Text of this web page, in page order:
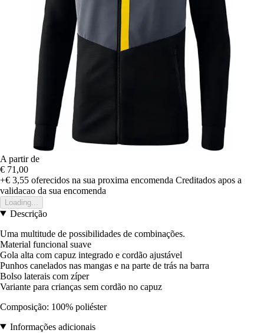
A partir de
€ 71,00
+€ 3,55 oferecidos na sua proxima encomenda Creditados apos a
validacao da sua encomenda
Loading...
Descrição
Uma multitude de possibilidades de combinações.
Material funcional suave
Gola alta com capuz integrado e cordão ajustável
Punhos canelados nas mangas e na parte de trás na barra
Bolso laterais com zíper
Variante para crianças sem cordão no capuz
Composição: 100% poliéster
Informações adicionais